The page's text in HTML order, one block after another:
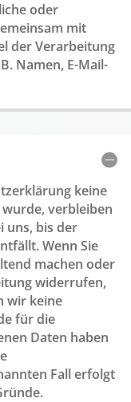
oder
mit
der Verarbeitung
Namen, E-Mail-
keine
verbleiben
uns, bis der
Wenn Sie
machen oder
widerrufen,
wir keine
für die
Daten haben
Fall erfolgt